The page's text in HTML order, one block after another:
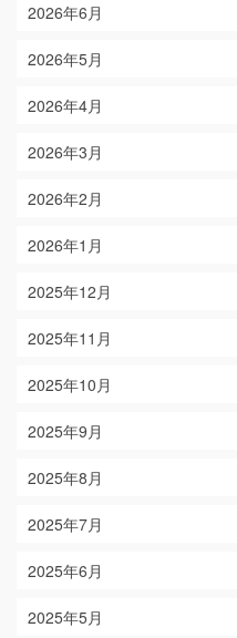
2026年6月
2026年5月
2026年4月
2026年3月
2026年2月
2026年1月
2025年12月
2025年11月
2025年10月
2025年9月
2025年8月
2025年7月
2025年6月
2025年5月